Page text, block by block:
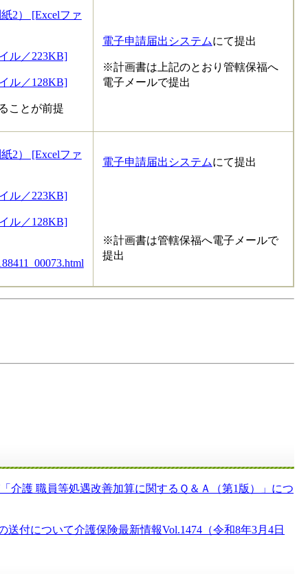
2） [Excelファ
ル／223KB]
ル／128KB]
ことが前提
電子申請届出システムにて提出
※計画書は上記のとおり管轄保福へ
電子メールで提出
2） [Excelファ
ル／223KB]
ル／128KB]
電子申請届出システムにて提出
※計画書は管轄保福へ電子メールで
提出
介護 職員等処遇改善加算に関するＱ＆Ａ（第1版）」につ
付について介護保険最新情報Vol.1474（令和8年3月4日